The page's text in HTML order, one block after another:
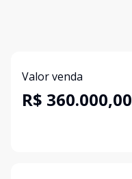
Valor venda
R$ 360.000,00